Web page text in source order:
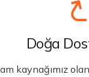
Doğa
kaynağımız